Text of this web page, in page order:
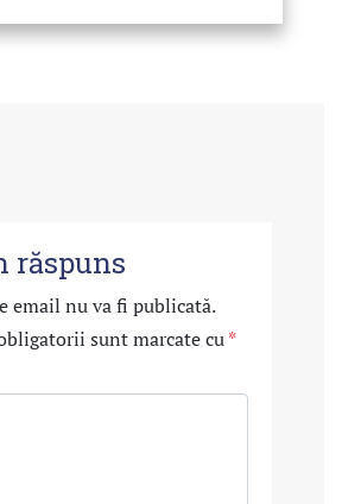
răspuns
email nu va fi publicată.
sunt marcate cu*